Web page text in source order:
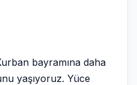
bayramına daha
yaşıyoruz. Yüce